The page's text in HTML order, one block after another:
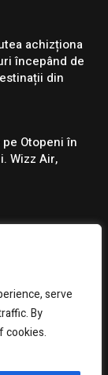
serve
By
cookies.
achizționa
începând de
din
Otopeni în
Wizz Air,